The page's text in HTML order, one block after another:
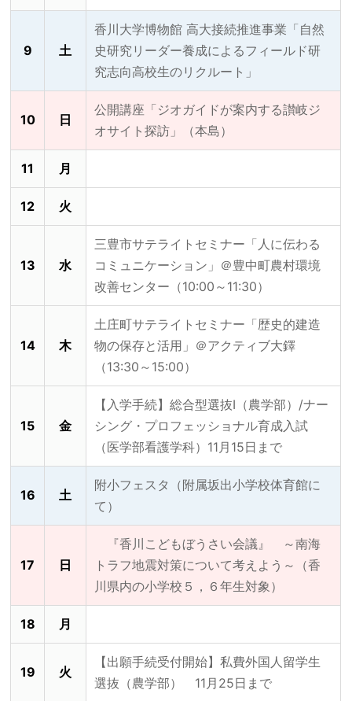
9 土
香川大学博物館 高大接続推進事業「自然
史研究リーダー養成によるフィールド研
究志向高校生のリクルート」
10 日
公開講座「ジオガイドが案内する讃岐ジ
オサイト探訪」（本島）
11 月
12 火
13 水
三豊市サテライトセミナー「人に伝わる
コミュニケーション」＠豊中町農村環境
改善センター（10:00～11:30）
14 木
土庄町サテライトセミナー「歴史的建造
物の保存と活用」＠アクティブ大鐸
（13:30～15:00）
15 金
【入学手続】総合型選抜Ⅰ（農学部）/ナー
シング・プロフェッショナル育成入試
（医学部看護学科）11月15日まで
16 土
附小フェスタ（附属坂出小学校体育館に
て）
17 日
『香川こどもぼうさい会議』 ～南海
トラフ地震対策について考えよう～（香
川県内の小学校５，６年生対象）
18 月
19 火
【出願手続受付開始】私費外国人留学生
選抜（農学部） 11月25日まで